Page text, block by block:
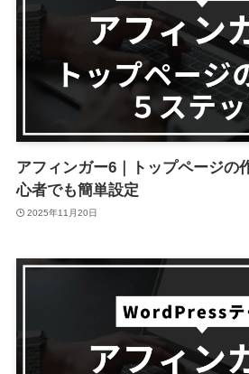
アフィンガー6｜トップページの
心者でも簡単設定
2025年11月20日